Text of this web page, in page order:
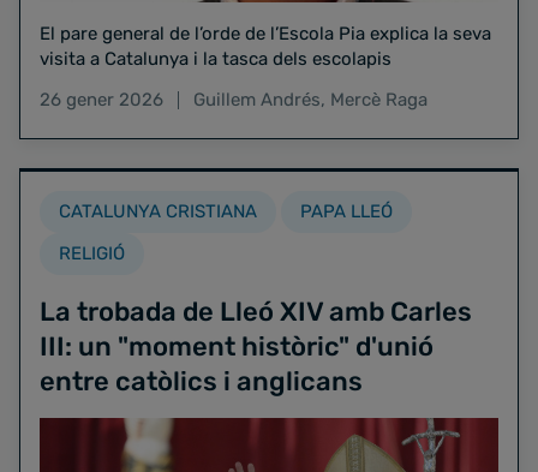
El pare general de l’orde de l’Escola Pia explica la seva
visita a Catalunya i la tasca dels escolapis
26 gener 2026
Guillem Andrés, Mercè Raga
CATALUNYA CRISTIANA
PAPA LLEÓ
RELIGIÓ
La trobada de Lleó XIV amb Carles
III: un "moment històric" d'unió
entre catòlics i anglicans